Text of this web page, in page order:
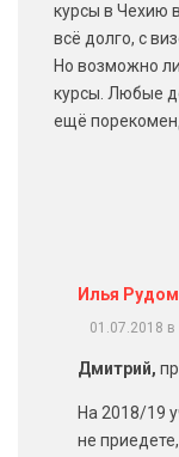
курсы в Чехию
всё долго, с
Но возможно
курсы. Любые
ещё
Илья
01.07.2018 в
Дмитрий,
На 2018/19
не